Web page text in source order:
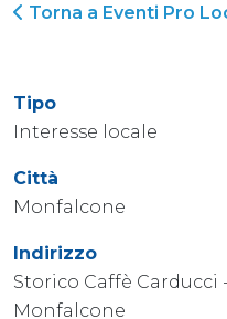
Torna a Eventi Pro
Tipo
Interesse locale
Città
Monfalcone
Indirizzo
Storico Caffè Carducci
Monfalcone